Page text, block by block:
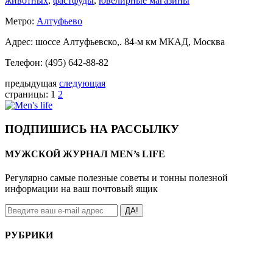
Метро: Алтуфьево
Адрес: шоссе Алтуфьевско,. 84-м км МКАД, Москва
Телефон: (495) 642-88-82
предыдущая следующая
страницы: 1 2
ПОДПИШИСЬ НА РАССЫЛКУ
МУЖСКОЙ ЖУРНАЛ MEN’s LIFE
Регулярно самые полезные советы и тонны полезной
информации на ваш почтовый ящик
ДА!
РУБРИКИ